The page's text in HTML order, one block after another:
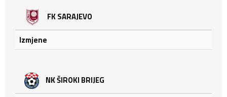
FK SARAJEVO
Izmjene
NK ŠIROKI BRIJEG